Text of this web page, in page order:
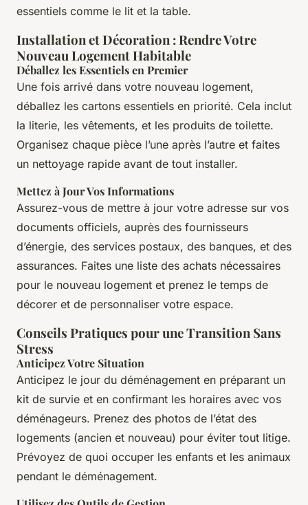
essentiels comme le lit et la table.
Installation et Décoration : Rendre Votre
Nouveau Logement Habitable
Déballez les Essentiels en Premier
Une fois arrivé dans votre nouveau logement,
déballez les cartons essentiels en priorité. Cela inclut
la literie, les vêtements, et les produits de toilette.
Organisez chaque pièce l’une après l’autre et faites
un nettoyage rapide avant de tout installer.
Mettez à Jour Vos Informations
Assurez-vous de mettre à jour votre adresse sur vos
documents officiels, auprès des fournisseurs
d’énergie, des services postaux, des banques, et des
assurances. Faites une liste des achats nécessaires
pour le nouveau logement et prenez le temps de
décorer et de personnaliser votre espace.
Conseils Pratiques pour une Transition Sans
Stress
Anticipez Votre Situation
Anticipez le jour du déménagement en préparant un
kit de survie et en confirmant les horaires avec vos
déménageurs. Prenez des photos de l’état des
logements (ancien et nouveau) pour éviter tout litige.
Prévoyez de quoi occuper les enfants et les animaux
pendant le déménagement.